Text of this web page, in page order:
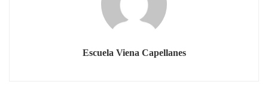
Escuela Viena Capellanes